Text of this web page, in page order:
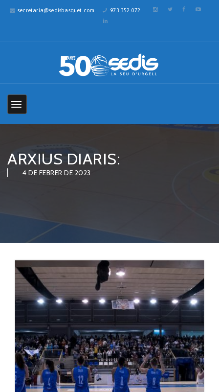
secretaria@sedisbasquet.com 973 352 072
ARXIUS DIARIS:
4 DE FEBRER DE 2023